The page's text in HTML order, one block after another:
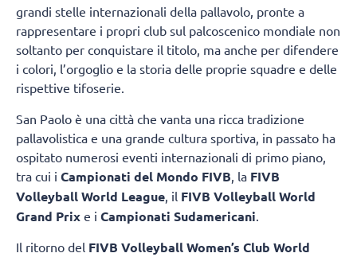
grandi stelle internazionali della pallavolo, pronte a
rappresentare i propri club sul palcoscenico mondiale non
soltanto per conquistare il titolo, ma anche per difendere
i colori, l’orgoglio e la storia delle proprie squadre e delle
rispettive tifoserie.
San Paolo è una città che vanta una ricca tradizione
pallavolistica e una grande cultura sportiva, in passato ha
ospitato numerosi eventi internazionali di primo piano,
tra cui i Campionati del Mondo FIVB , la FIVB
Volleyball World League , il FIVB Volleyball World
Grand Prix e i Campionati Sudamericani
Il ritorno del FIVB Volleyball Women’s Club World